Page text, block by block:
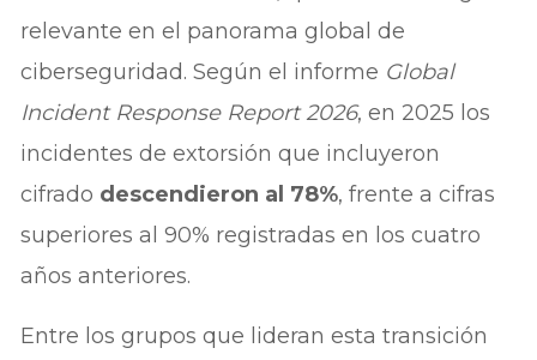
relevante en el panorama global de
ciberseguridad. Según el informe Global
Incident Response Report 2026, en 2025 los
incidentes de extorsión que incluyeron
cifrado descendieron al 78%, frente a cifras
superiores al 90% registradas en los cuatro
años anteriores.
Entre los grupos que lideran esta transición